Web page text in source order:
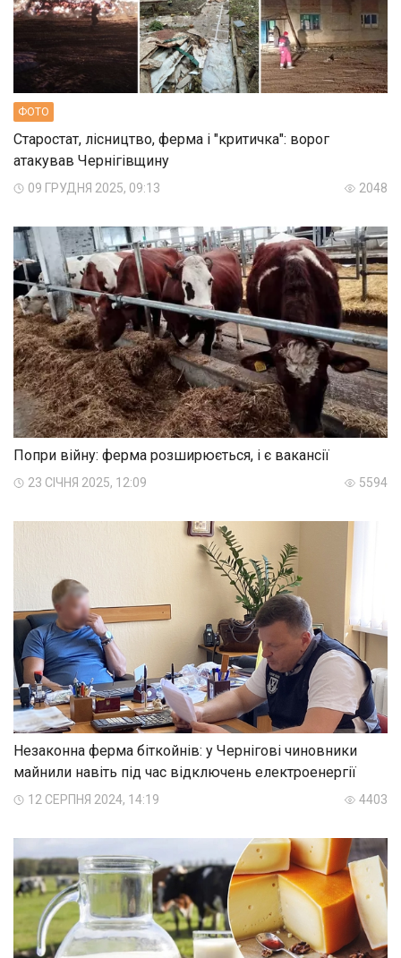
ФОТО
Старостат, лісництво, ферма і "критичка": ворог
атакував Чернігівщину
09 ГРУДНЯ 2025, 09:13 2048
Попри війну: ферма розширюється, і є вакансії
23 СІЧНЯ 2025, 12:09 5594
Незаконна ферма біткойнів: у Чернігові чиновники
майнили навіть під час відключень електроенергії
12 СЕРПНЯ 2024, 14:19 4403